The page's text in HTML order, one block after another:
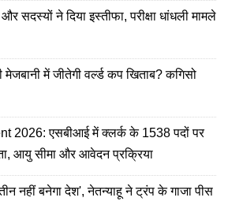
सदस्यों ने दिया इस्तीफा, परीक्षा धांधली मामले
मेजबानी में जीतेगी वर्ल्ड कप खिताब? कगिसो
2026: एसबीआई में क्लर्क के 1538 पदों पर
आयु सीमा और आवेदन प्रक्रिया
नहीं बनेगा देश', नेतन्याहू ने ट्रंप के गाजा पीस